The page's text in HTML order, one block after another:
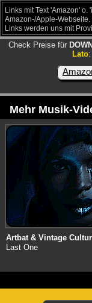
Links mit Text 'Amazon' o.
Amazon-/Apple-
Links werden uns mit
Check Preise für
Lato:
Mehr Musik-
Artbat & Vintage
Last One